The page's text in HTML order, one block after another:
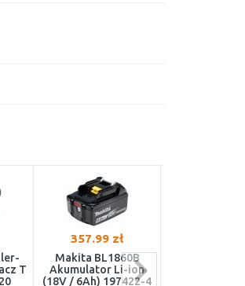
T
357.99 zł
Makita BL1860B
Akumulator Li-ion
(18V / 6Ah) 197422-4